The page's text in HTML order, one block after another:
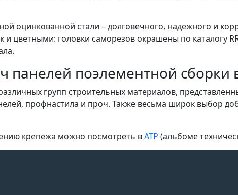
оцинкованной стали – долговечного, надежного и
цветными: головки саморезов окрашены по каталогу
панелей поэлементной сборки
групп строительных материалов,
профнастила и проч. Также весьма широк выбор
крепежа можно посмотреть вАТР (альбоме